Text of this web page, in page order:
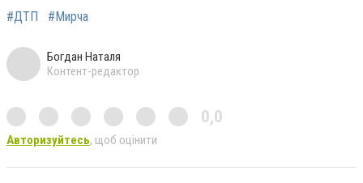
#ДТП #Мирча
Богдан Наталя
Контент-редактор
0,0
Авторизуйтесь, щоб оцінити